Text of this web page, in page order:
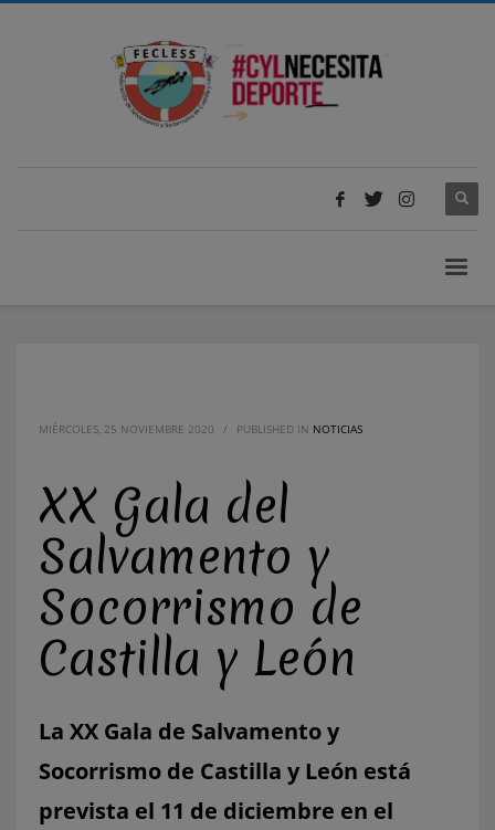
MIÉRCOLES, 25 NOVIEMBRE 2020 / PUBLISHED IN NOTICIAS
XX Gala del
Salvamento y
Socorrismo de
Castilla y León
La XX Gala de Salvamento y
Socorrismo de Castilla y León está
prevista el 11 de diciembre en el